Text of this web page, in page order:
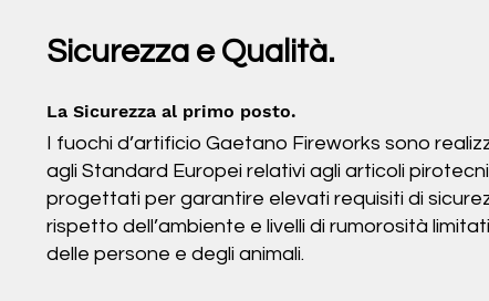
Sicurezza e Qualità.
La Sicurezza al primo posto.
I fuochi d’artificio Gaetano Fireworks sono
agli Standard Europei relativi agli articoli
progettati per garantire elevati requisiti di
rispetto dell’ambiente e livelli di rumorosità
delle persone e degli animali.